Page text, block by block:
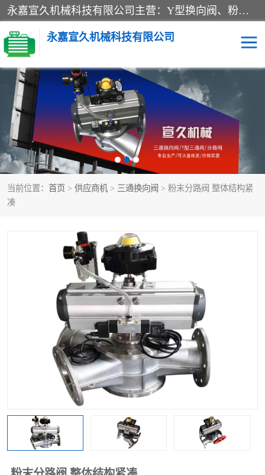
永嘉宣久机械科技有限公司主营：Y型换向阀、粉体换向阀、板式换向阀、三通换向阀、三通换向器、三通分路阀、管路换向阀等产品及服务。
永嘉宣久机械科技有限公司
当前位置： 首页 > 供应商机 > 三通换向阀 > 粉末分路阀 整体结构紧
凑
换向阀 Y型换向阀
板式换向阀 粉料换向阀
粉体换向阀 管道换向阀
管路换向阀 三通换向阀
Y型三通阀 粉体三通阀
不锈钢三通阀
Y型转向阀 翻板转向阀
粉体转向阀 Y型球阀
粉体球阀 气动球阀
Y型分路阀
粉体分路阀
管道换向器